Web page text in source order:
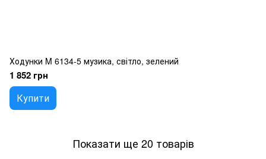
Ходунки M 6134-5 музика, світло, зелений
1 852 грн
Купити
Показати ще 20 товарів